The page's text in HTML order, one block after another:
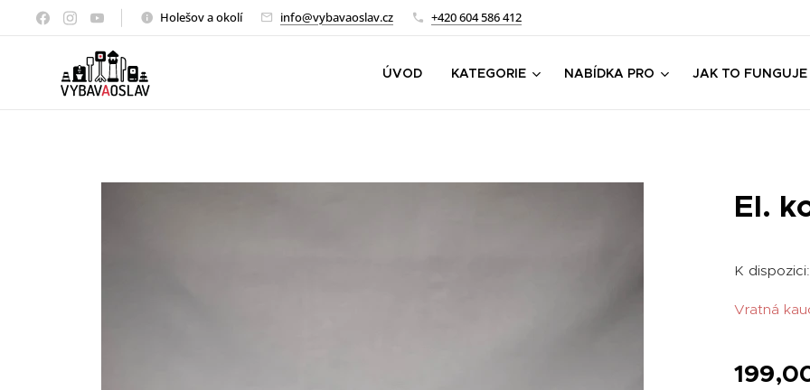
Holešov a okolí info@vybavaoslav.cz +420 604 586 412
ÚVOD KATEGORIE NABÍDKA PRO JAK TO FUNGUJE
El.
K
Vratná